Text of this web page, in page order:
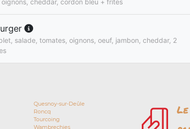
cheddar, cordon bleu + frites
salade, tomates, oignons, oeuf, jambon, cheddar, 2
Quesnoy-sur-Deûle
Roncq
Tourcoing
Wambrechies